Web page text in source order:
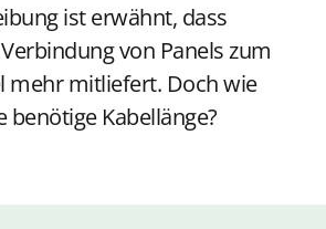
ist erwähnt, dass
von Panels zum
mehr mitliefert. Doch wie
benötige Kabellänge?